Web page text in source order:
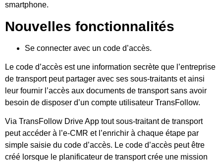
smartphone.
Nouvelles fonctionnalités
Se connecter avec un code d’accès.
Le code d’accès est une information secrète que l’entreprise
de transport peut partager avec ses sous-traitants et ainsi
leur fournir l’accès aux documents de transport sans avoir
besoin de disposer d’un compte utilisateur TransFollow.
Via TransFollow Drive App tout sous-traitant de transport
peut accéder à l’e-CMR et l’enrichir à chaque étape par
simple saisie du code d’accès. Le code d’accès peut être
créé lorsque le planificateur de transport crée une mission